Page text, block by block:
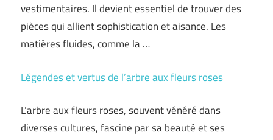
vestimentaires. Il devient essentiel de trouver des
pièces qui allient sophistication et aisance. Les
matières fluides, comme la …
Légendes et vertus de l’arbre aux fleurs roses
L’arbre aux fleurs roses, souvent vénéré dans
diverses cultures, fascine par sa beauté et ses